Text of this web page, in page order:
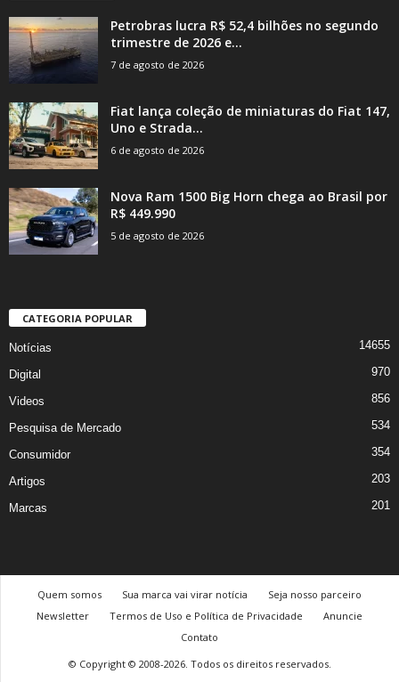
Petrobras lucra R$ 52,4 bilhões no segundo
trimestre de 2026 e...
7 de agosto de 2026
Fiat lança coleção de miniaturas do Fiat 147,
Uno e Strada...
6 de agosto de 2026
Nova Ram 1500 Big Horn chega ao Brasil por
R$ 449.990
5 de agosto de 2026
CATEGORIA POPULAR
Notícias 14655
Digital 970
Videos 856
Pesquisa de Mercado 534
Consumidor 354
Artigos 203
Marcas 201
Quem somos Sua marca vai virar notícia
Seja nosso parceiro
Newsletter
Termos de Uso e Política de Privacidade
Anuncie
Contato
© Copyright © 2008-2026. Todos os direitos reservados.